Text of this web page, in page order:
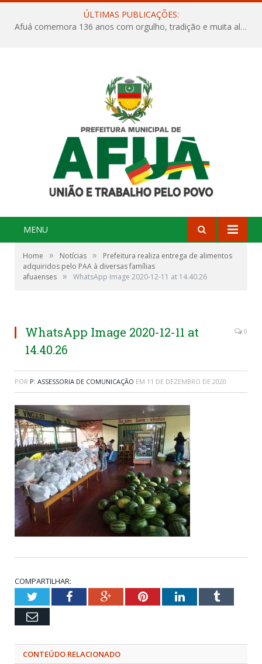
ÚLTIMAS PUBLICAÇÕES:
Afuá comemora 136 anos com orgulho, tradição e muita alegria na Quadra Dr. Nelson Salomão
MENU
Home » Notícias »
Prefeitura realiza entrega de alimentos
adquiridos pelo PAA à diversas famílias
afuaenses » WhatsApp Image 2020-12-11 at 14.40.26
WhatsApp Image 2020-12-11 at
14.40.26
0
POR P: ASSESSORIA DE COMUNICAÇÃO EM 11 DE DEZEMBRO DE 2020
COMPARTILHAR:
TwitterFacebookGoogle+PinterestLinkedInTumblr
Email
CONTEÚDO RELACIONADO